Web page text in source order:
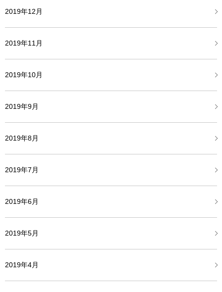
2019年12月
2019年11月
2019年10月
2019年9月
2019年8月
2019年7月
2019年6月
2019年5月
2019年4月